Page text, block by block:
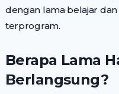
dengan lama belajar
terprogram.
Berapa Lama
Berlangsung?